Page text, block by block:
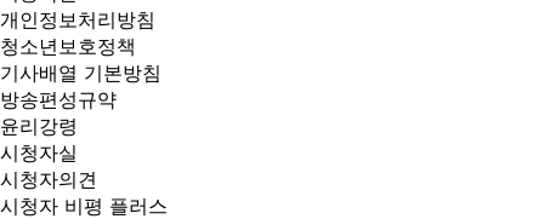
개인정보처리방침
청소년보호정책
기사배열 기본방침
방송편성규약
윤리강령
시청자실
시청자의견
시청자 비평 플러스